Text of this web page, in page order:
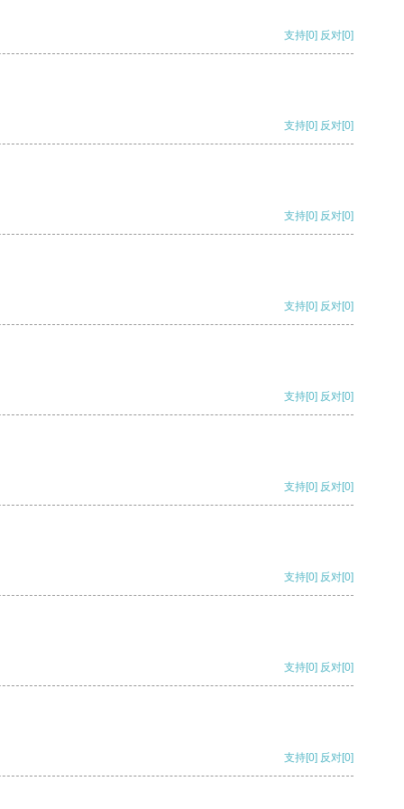
支持[0] 反对[0]
支持[0] 反对[0]
支持[0] 反对[0]
支持[0] 反对[0]
支持[0] 反对[0]
支持[0] 反对[0]
支持[0] 反对[0]
支持[0] 反对[0]
支持[0] 反对[0]